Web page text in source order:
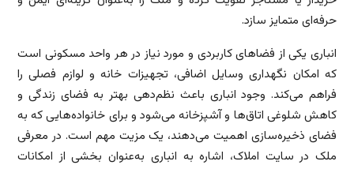
حرفه‌ای متمایز سازد.
انباری یکی از فضاهای کاربردی و مورد نیاز در هر واحد مسکونی است
که امکان نگهداری وسایل اضافی، تجهیزات خانه و لوازم فصلی را
فراهم می‌کند. وجود انباری باعث نظم‌دهی بهتر به فضای زندگی و
کاهش شلوغی اتاق‌ها و آشپزخانه می‌شود و برای خانواده‌هایی که به
فضای ذخیره‌سازی اهمیت می‌دهند، یک مزیت مهم است. در معرفی
ملک در سایت املاک، اشاره به انباری به‌عنوان بخشی از امکانات